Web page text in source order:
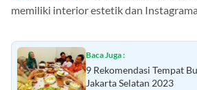
memiliki interior estetik dan
Baca Juga :
9 Rekomendasi Tempat
Jakarta Selatan 2023